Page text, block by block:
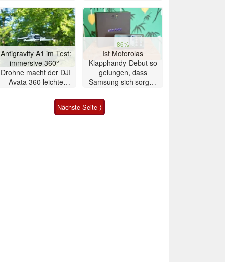
Antigravity A1 im Test:
immersive 360°-
Drohne macht der DJI
Avata 360 leichte
86%
Ist Motorolas
Klapphandy-Debut so
gelungen, dass
Samsung sich sorgen
Smartphone im Test
Nächste Seite ⟩